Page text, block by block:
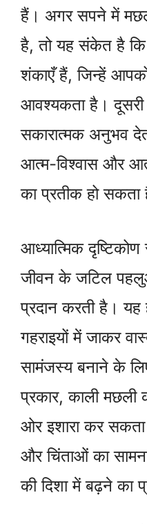
हैं। अगर सपने में
है, तो यह संकेत है
शंकाएँ हैं, जिन्हें
आवश्यकता है।
सकारात्मक अनुभव
आत्म-विश्वास और
का प्रतीक हो सकता
आध्यात्मिक
जीवन के जटिल
प्रदान करती है।
गहराइयों में जाकर
सामंजस्य बनाने के
प्रकार, काली मछली
ओर इशारा कर
और चिंताओं का
की दिशा में बढ़ने का